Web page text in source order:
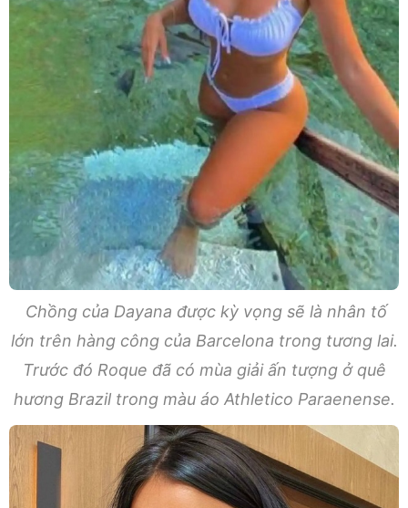
Chồng của Dayana được kỳ vọng sẽ là nhân tố
lớn trên hàng công của Barcelona trong tương lai.
Trước đó Roque đã có mùa giải ấn tượng ở quê
hương Brazil trong màu áo Athletico Paraenense.